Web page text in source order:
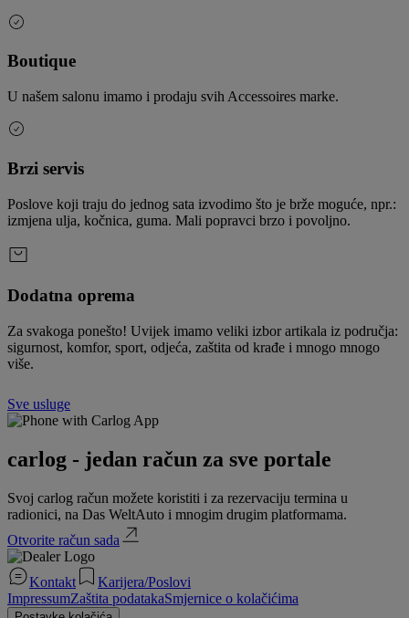
Boutique
U našem salonu imamo i prodaju svih Accessoires marke.
Brzi servis
Poslove koji traju do jednog sata izvodimo što je brže moguće, npr.:
izmjena ulja, kočnica, guma. Mali popravci brzo i povoljno.
Dodatna oprema
Za svakoga ponešto! Uvijek imamo veliki izbor artikala iz područja:
sigurnost, komfor, sport, odjeća, zaštita od krađe i mnogo mnogo
više.
Sve usluge
carlog - jedan račun za sve portale
Svoj carlog račun možete koristiti i za rezervaciju termina u
radionici, na Das WeltAuto i mnogim drugim platformama.
Otvorite račun sada
Kontakt
Karijera/Poslovi
ImpressumZaštita podatakaSmjernice o kolačićima